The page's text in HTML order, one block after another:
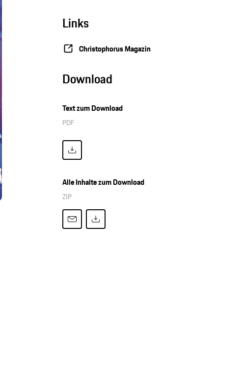
Links
Christophorus Magazin
Download
Text zum Download
PDF
Alle Inhalte zum Download
ZIP